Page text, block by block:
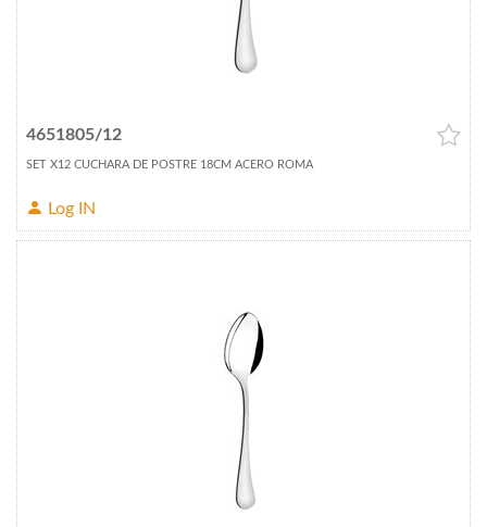
4651805/12
SET X12 CUCHARA DE POSTRE 18CM ACERO ROMA
Log IN